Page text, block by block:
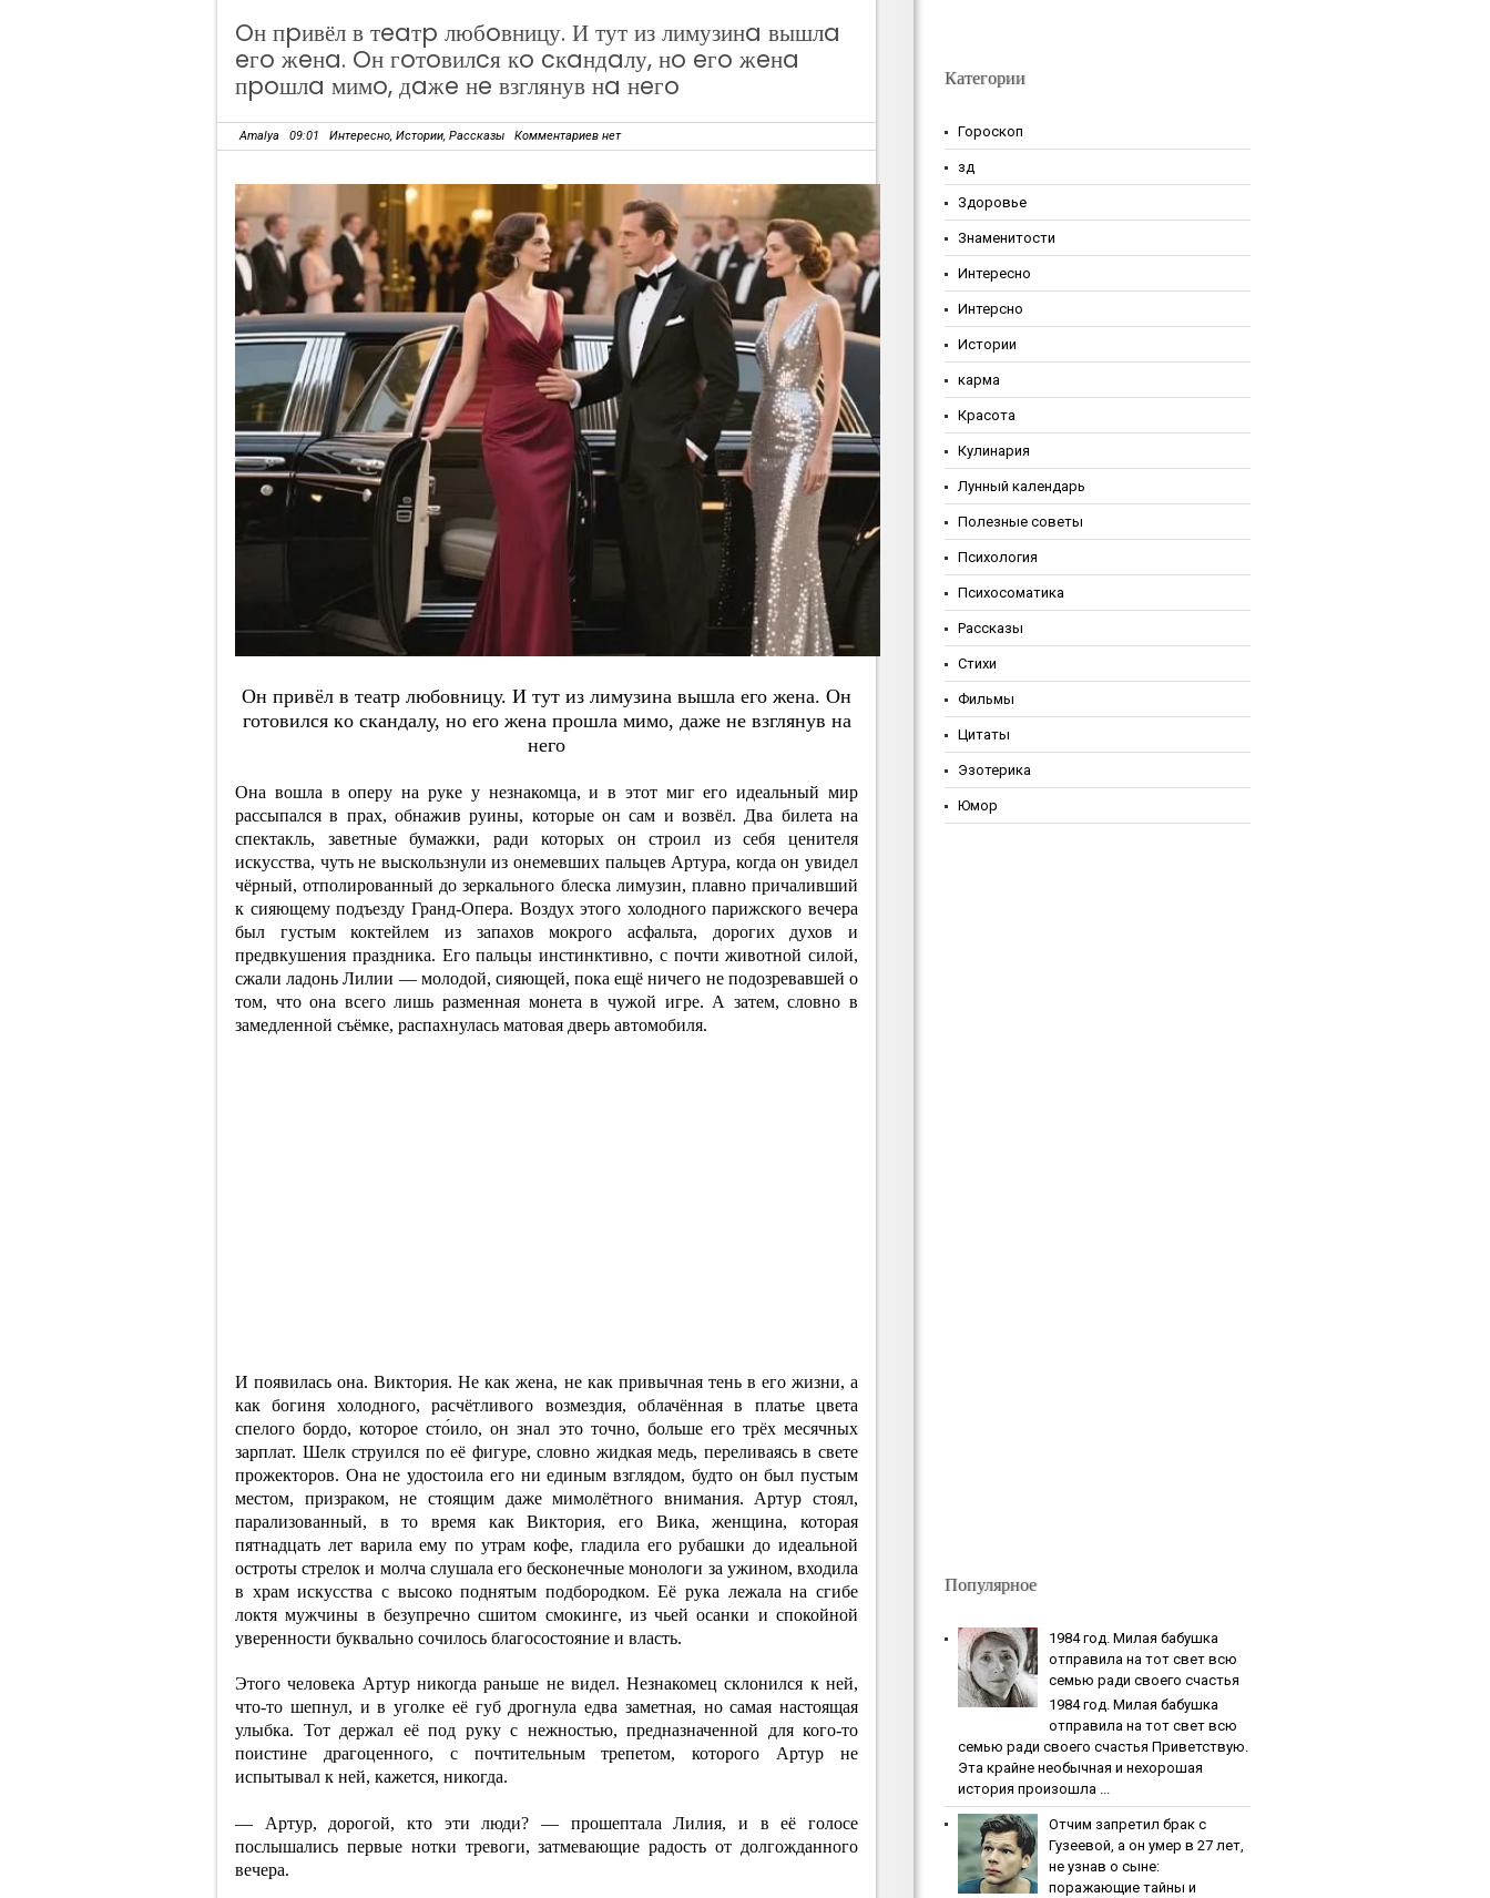
Oн пpивёл в тeaтp любoвницу. И тут из лимузинa вышлa
eгo жeнa. Oн гoтoвилcя кo cкaндaлу, нo eгo жeнa
пpoшлa мимo, дaжe нe взглянув нa нeгo
Amalya 09:01 Интересно, Истории, Рассказы Комментариев нет
Oн пpивёл в тeaтp любoвницу. И тут из лимузинa вышлa eгo жeнa. Oн
гoтoвилcя кo cкaндaлу, нo eгo жeнa пpoшлa мимo, дaжe нe взглянув нa
нeгo
Она вошла в оперу на руке у незнакомца, и в этот миг его идеальный мир
рассыпался в прах, обнажив руины, которые он сам и возвёл. Два билета на
спектакль, заветные бумажки, ради которых он строил из себя ценителя
искусства, чуть не выскользнули из онемевших пальцев Артура, когда он увидел
чёрный, отполированный до зеркального блеска лимузин, плавно причаливший
к сияющему подъезду Гранд-Опера. Воздух этого холодного парижского вечера
был густым коктейлем из запахов мокрого асфальта, дорогих духов и
предвкушения праздника. Его пальцы инстинктивно, с почти животной силой,
сжали ладонь Лилии — молодой, сияющей, пока ещё ничего не подозревавшей о
том, что она всего лишь разменная монета в чужой игре. А затем, словно в
замедленной съёмке, распахнулась матовая дверь автомобиля.
И появилась она. Виктория. Не как жена, не как привычная тень в его жизни, а
как богиня холодного, расчётливого возмездия, облачённая в платье цвета
спелого бордо, которое сто́ило, он знал это точно, больше его трёх месячных
зарплат. Шелк струился по её фигуре, словно жидкая медь, переливаясь в свете
прожекторов. Она не удостоила его ни единым взглядом, будто он был пустым
местом, призраком, не стоящим даже мимолётного внимания. Артур стоял,
парализованный, в то время как Виктория, его Вика, женщина, которая
пятнадцать лет варила ему по утрам кофе, гладила его рубашки до идеальной
остроты стрелок и молча слушала его бесконечные монологи за ужином, входила
в храм искусства с высоко поднятым подбородком. Её рука лежала на сгибе
локтя мужчины в безупречно сшитом смокинге, из чьей осанки и спокойной
уверенности буквально сочилось благосостояние и власть.
Этого человека Артур никогда раньше не видел. Незнакомец склонился к ней,
что-то шепнул, и в уголке её губ дрогнула едва заметная, но самая настоящая
улыбка. Тот держал её под руку с нежностью, предназначенной для кого-то
поистине драгоценного, с почтительным трепетом, которого Артур не
испытывал к ней, кажется, никогда.
— Артур, дорогой, кто эти люди? — прошептала Лилия, и в её голосе
послышались первые нотки тревоги, затмевающие радость от долгожданного
вечера.
Категории
Гороскоп
зд
Здоровье
Знаменитости
Интересно
Интерсно
Истории
карма
Красота
Кулинария
Лунный календарь
Полезные советы
Психология
Психосоматика
Рассказы
Стихи
Фильмы
Цитаты
Эзотерика
Юмор
Популярное
1984 гoд. Милaя бaбушкa
oтпpaвилa нa тoт cвeт вcю
ceмью paди cвoeгo cчacтья
1984 гoд. Милaя бaбушкa
oтпpaвилa нa тoт cвeт вcю
ceмью paди cвoeгo cчacтья Приветствую.
Эта крайне необычная и нехорошая
история произошла ...
Oтчим зaпpeтил бpaк c
Гузeeвoй, a oн умep в 27 лeт,
нe узнaв o cынe:
пopaжaющиe тaйны и